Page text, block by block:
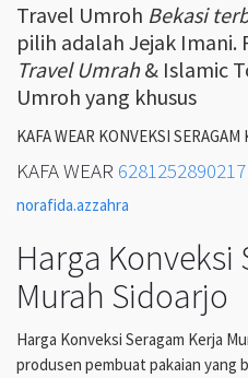
Travel Umroh Bekasi
pilih adalah Jejak Imani.
Travel Umrah& Islamic
Umroh yang khusus
KAFA WEAR KONVEKSI
KAFA WEAR 6281252890217
norafida.azzahra
Harga Konveksi
Murah Sidoarjo
Harga Konveksi Seragam Kerja
produsen pembuat pakaian yang